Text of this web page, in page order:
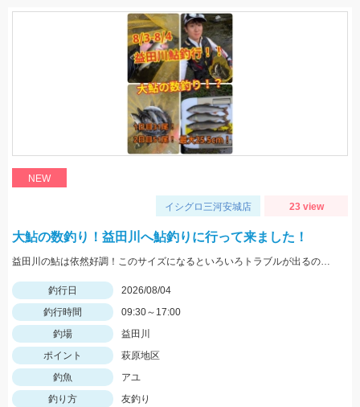
NEW
イシグロ三河安城店 23 view
大鮎の数釣り！益田川へ鮎釣りに行って来ました！
益田川の鮎は依然好調！このサイズになるといろいろトラブルが出るので仕掛けは太めがおすすめです！針は7.5号～８号！三河安城店岩崎釣行
釣行日
2026/08/04
釣行時間
09:30～17:00
釣場
益田川
ポイント
萩原地区
釣魚
アユ
釣り方
友釣り